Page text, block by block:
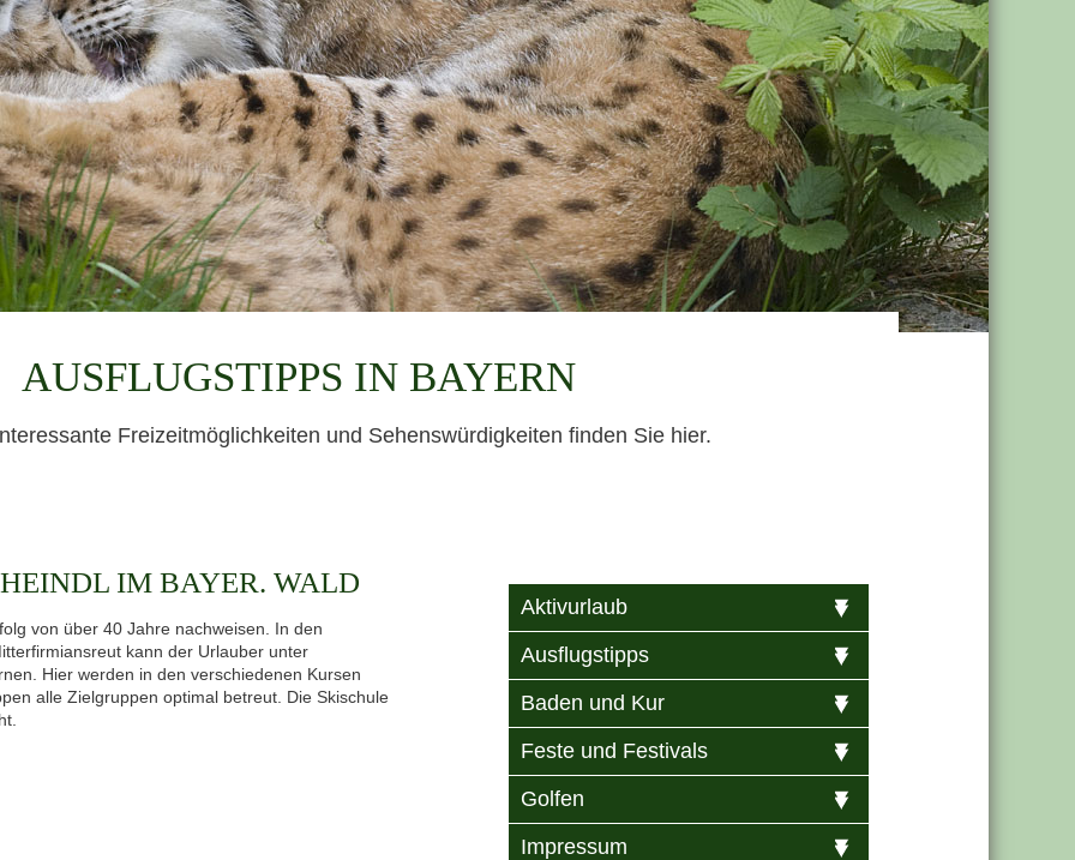
AUSFLUGSTIPPS IN BAYERN
Freizeitmöglichkeiten und Sehenswürdigkeiten finden Sie hier.
IM BAYER. WALD
von über 40 Jahre nachweisen. In den
kann der Urlauber unter
Hier werden in den verschiedenen Kursen
alle Zielgruppen optimal betreut. Die Skischule
Aktivurlaub
Ausflugstipps
Baden und Kur
Feste und Festivals
Golfen
Impressum